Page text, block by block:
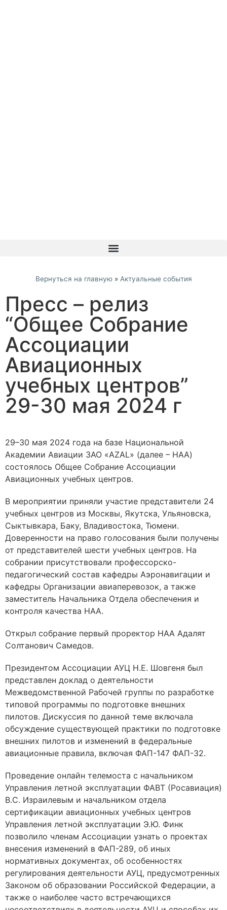
Вернуться на главную» Актуальные события
Пресс – релиз
“Общее Собрание
Ассоциации
Авиационных
учебных центров”
29-30 мая 2024 г
29–30 мая 2024 года на базе Национальной
Академии Авиации ЗАО «AZAL» (далее – НАА)
состоялось Общее Собрание Ассоциации
Авиационных учебных центров.
В мероприятии приняли участие представители 24
учебных центров из Москвы, Якутска, Ульяновска,
Сыктывкара, Баку, Владивостока, Тюмени.
Доверенности на право голосования были получены
от представителей шести учебных центров. На
собрании присутствовали профессорско-
педагогический состав кафедры Аэронавигации и
кафедры Организации авиаперевозок, а также
заместитель Начальника Отдела обеспечения и
контроля качества НАА.
Открыл собрание первый проректор НАА Адалят
Солтанович Самедов.
Президентом Ассоциации АУЦ Н.Е. Шовгеня был
представлен доклад о деятельности
Межведомственной Рабочей группы по разработке
типовой программы по подготовке внешних
пилотов. Дискуссия по данной теме включала
обсуждение существующей практики по подготовке
внешних пилотов и изменений в федеральные
авиационные правила, включая ФАП-147 ФАП-32.
Проведение онлайн телемоста с начальником
Управления летной эксплуатации ФАВТ (Росавиация)
В.С. Израилевым и начальником отдела
сертификации авиационных учебных центров
Управления летной эксплуатации Э.Ю. Финк
позволило членам Ассоциации узнать о проектах
внесения изменений в ФАП-289, об иных
нормативных документах, об особенностях
регулирования деятельности АУЦ, предусмотренных
Законом об образовании Российской Федерации, а
также о наиболее часто встречающихся